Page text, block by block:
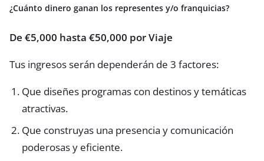
¿Cuánto dinero ganan los representes y/o franquicias?
De €5,000 hasta €50,000 por Viaje
Tus ingresos serán dependerán de 3 factores:
Que diseñes programas con destinos y temáticas
atractivas.
Que construyas una presencia y comunicación
poderosas y eficiente.